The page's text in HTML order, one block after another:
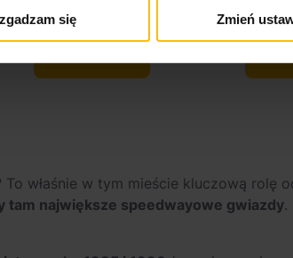
się Zmień
właśnie w tym mieście kluczową rolę
tam największe speedwayowe gwiazdy.